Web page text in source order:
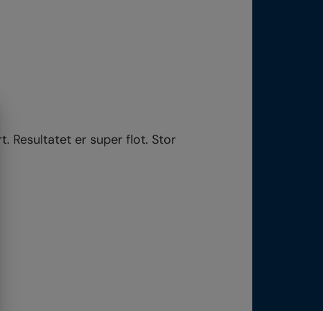
Resultatet er super flot. Stor